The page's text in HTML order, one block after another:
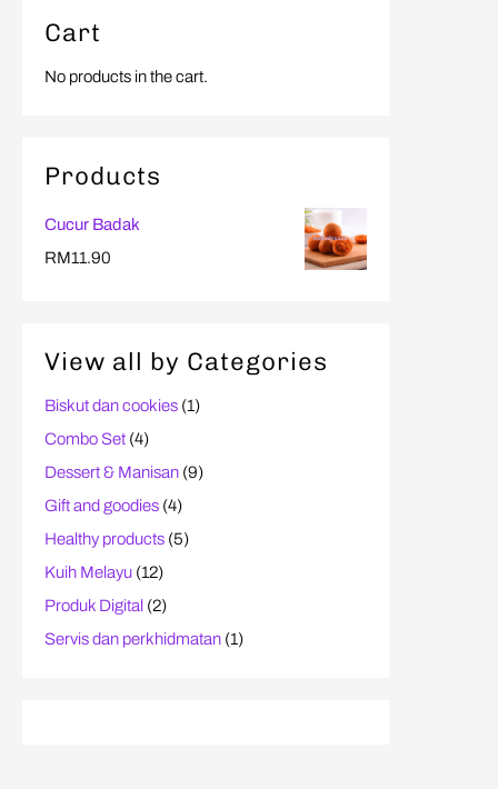
Cart
No products in the cart.
Products
Cucur Badak
RM11.90
View all by Categories
Biskut dan cookies (1)
Combo Set (4)
Dessert & Manisan (9)
Gift and goodies (4)
Healthy products (5)
Kuih Melayu (12)
Produk Digital (2)
Servis dan perkhidmatan (1)